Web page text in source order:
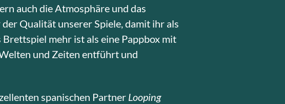
auch die Atmosphäre und das
Qualität unserer Spiele, damit ihr als
mehr ist als eine Pappbox mit
und Zeiten entführt und
spanischen Partner Looping